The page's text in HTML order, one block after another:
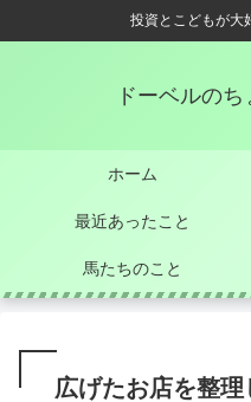
投資とこどもが大
ドーベルの
ホーム
最近あったこと
馬たちのこと
広げたお店を整